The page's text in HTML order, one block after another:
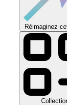
Réimaginez